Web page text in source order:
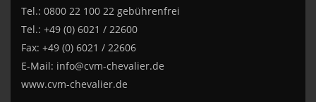
Tel.: 0800 22 100 22 gebührenfrei
Tel.: +49 (0) 6021 / 22600
Fax: +49 (0) 6021 / 22606
E-Mail: info@cvm-chevalier.de
www.cvm-chevalier.de